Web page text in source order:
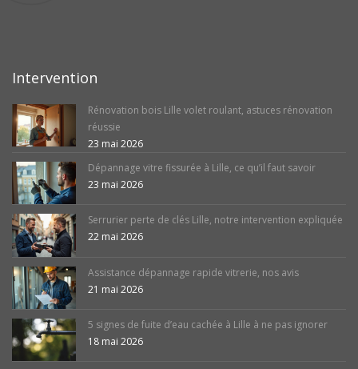
Intervention
Rénovation bois Lille volet roulant, astuces rénovation
réussie
23 mai 2026
Dépannage vitre fissurée à Lille, ce qu’il faut savoir
23 mai 2026
Serrurier perte de clés Lille, notre intervention expliquée
22 mai 2026
Assistance dépannage rapide vitrerie, nos avis
21 mai 2026
5 signes de fuite d’eau cachée à Lille à ne pas ignorer
18 mai 2026